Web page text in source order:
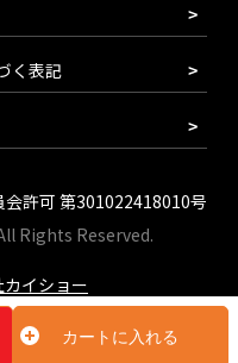
カートに入れる
く表記
許可 第301022418010号
Rights Reserved.
イショー